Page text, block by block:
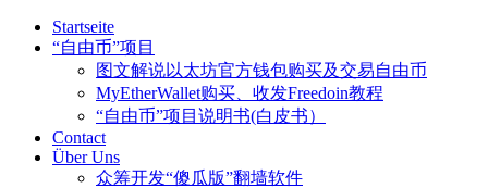
Startseite
“自由币”项目
图文解说以太坊官方钱包购买及交易自由币
MyEtherWallet购买、收发Freedoin教程
“自由币”项目说明书(白皮书）
Contact
Über Uns
众筹开发“傻瓜版”翻墙软件